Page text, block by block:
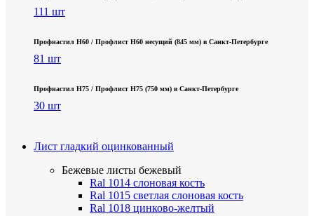
111 шт
Профнастил Н60 / Профлист Н60 несущий (845 мм) в Санкт-Петербурге
81 шт
Профнастил Н75 / Профлист Н75 (750 мм) в Санкт-Петербурге
30 шт
Лист гладкий оцинкованный
Бежевые листы бежевый
Ral 1014 слоновая кость
Ral 1015 светлая слоновая кость
Ral 1018 цинково-желтый